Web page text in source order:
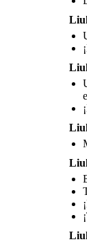
Es así como empezaron a
pidiendo que la UGEL tome
de